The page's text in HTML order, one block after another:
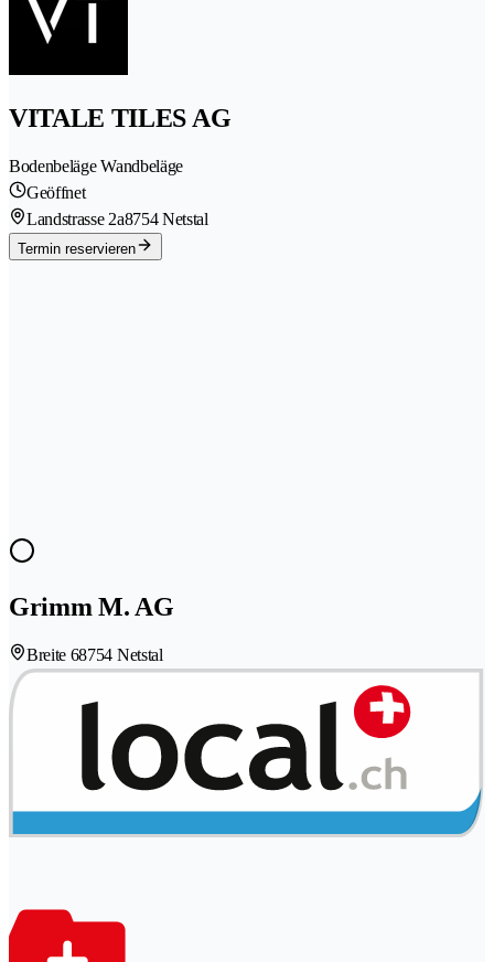
VITALE TILES AG
Bodenbeläge Wandbeläge
Geöffnet
Landstrasse 2a8754 Netstal
Termin reservieren
Grimm M. AG
Breite 68754 Netstal